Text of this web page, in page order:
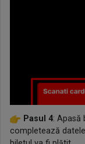
Pasul 4: Apasă
completează